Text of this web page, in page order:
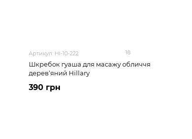
Артикул: HI-10-222 18
Шкребок гуаша для масажу обличчя
дерев‘яний Hillary
390 грн